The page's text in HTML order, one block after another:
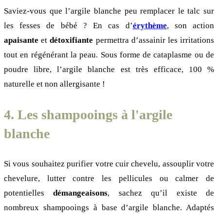
Saviez-vous que l’argile blanche peu remplacer le talc sur
les fesses de bébé ? En cas d’érythème, son action
apaisante etdétoxifiante permettra d’assainir les irritations
tout en régénérant la peau. Sous forme de cataplasme ou de
poudre libre, l’argile blanche est très efficace, 100 %
naturelle et non allergisante !
4. Les shampooings à l'argile
blanche
Si vous souhaitez purifier votre cuir chevelu, assouplir votre
chevelure, lutter contre les pellicules ou calmer de
potentiellesdémangeaisons, sachez qu’il existe de
nombreux shampooings à base d’argile blanche. Adaptés